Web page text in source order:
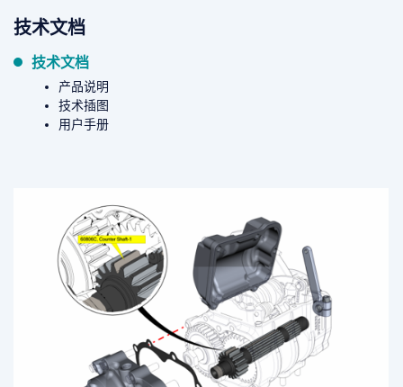
技术文档
技术文档
产品说明
技术插图
用户手册